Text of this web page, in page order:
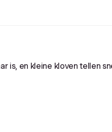
is, en kleine kloven tellen